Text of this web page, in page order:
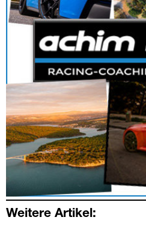
Weitere Artikel: